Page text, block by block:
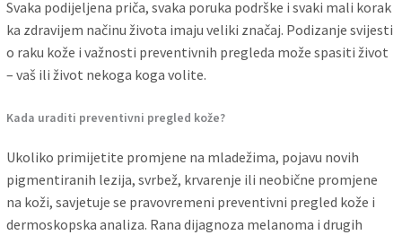
Svaka podijeljena priča, svaka poruka podrške i svaki mali korak
ka zdravijem načinu života imaju veliki značaj. Podizanje svijesti
o raku kože i važnosti preventivnih pregleda može spasiti život
– vaš ili život nekoga koga volite.
Kada uraditi preventivni pregled kože?
Ukoliko primijetite promjene na mladežima, pojavu novih
pigmentiranih lezija, svrbež, krvarenje ili neobične promjene
na koži, savjetuje se pravovremeni preventivni pregled kože i
dermoskopska analiza. Rana dijagnoza melanoma i drugih